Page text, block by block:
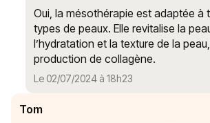
Oui, la mésothérapie est adaptée à
types de peaux. Elle revitalise la
l’hydratation et la texture de la
production de collagène.
Le 02/07/2024 à 18h23
Tom